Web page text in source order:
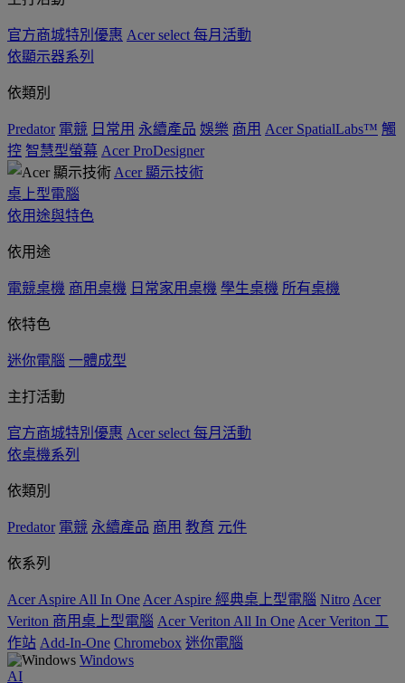
官方商城特別優惠 Acer select 每月活動
依顯示器系列
依類別
Predator 電競 日常用 永續產品 娛樂 商用 Acer SpatialLabs™ 觸
控 智慧型螢幕 Acer ProDesigner
Acer 顯示技術
桌上型電腦
依用途與特色
依用途
電競桌機 商用桌機 日常家用桌機 學生桌機 所有桌機
依特色
迷你電腦 一體成型
主打活動
官方商城特別優惠 Acer select 每月活動
依桌機系列
依類別
Predator 電競 永續產品 商用 教育 元件
依系列
Acer Aspire All In One Acer Aspire 經典桌上型電腦 Nitro Acer
Veriton 商用桌上型電腦 Acer Veriton All In One Acer Veriton 工
作站 Add-In-One Chromebox 迷你電腦
Windows
AI